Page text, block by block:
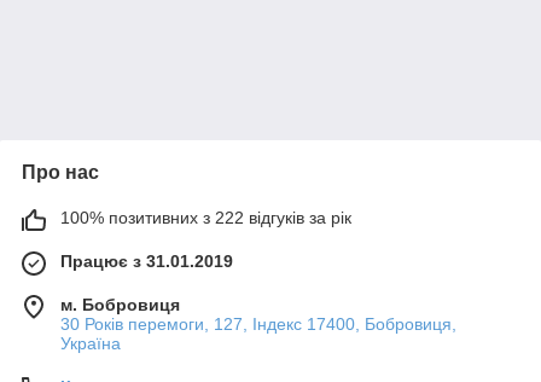
Про нас
100% позитивних з 222 відгуків за рік
Працює з 31.01.2019
м. Бобровиця
30 Років перемоги, 127, Індекс 17400, Бобровиця,
Україна